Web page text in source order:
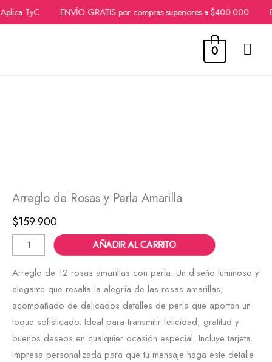
TyC ENVÍO GRATIS por compras superiores a $400.000
0
Arreglo de Rosas y Perla Amarilla
$159.900
cantidad
AÑADIR AL CARRITO
Arreglo de 12 rosas amarillas con perla. Un diseño luminoso y
elegante que resalta la alegría de las rosas amarillas,
acompañado de delicados detalles de perla que aportan un
toque sofisticado. Ideal para transmitir felicidad, gratitud y
buenos deseos en cualquier ocasión especial. Incluye tarjeta
impresa personalizada para que tu mensaje haga este detalle